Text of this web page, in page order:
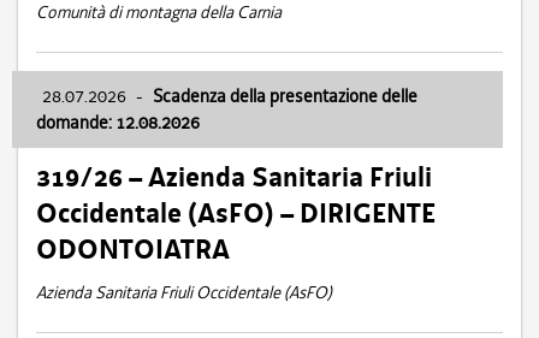
Comunità di montagna della Carnia
28.07.2026 - Scadenza della presentazione delle
domande: 12.08.2026
319/26 – Azienda Sanitaria Friuli
Occidentale (AsFO) – DIRIGENTE
ODONTOIATRA
Azienda Sanitaria Friuli Occidentale (AsFO)